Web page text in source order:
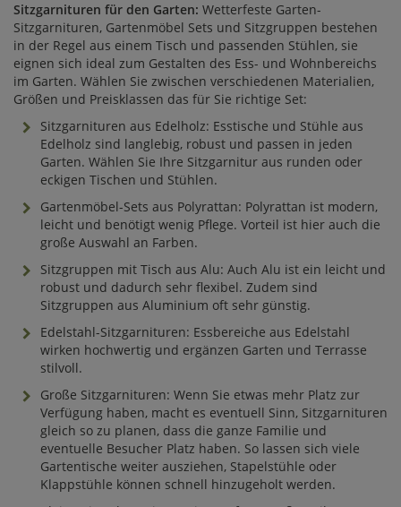
Sitzgarnituren für den Garten: Wetterfeste Garten-
Sitzgarnituren, Gartenmöbel Sets und Sitzgruppen bestehen
in der Regel aus einem Tisch und passenden Stühlen, sie
eignen sich ideal zum Gestalten des Ess- und Wohnbereichs
im Garten. Wählen Sie zwischen verschiedenen Materialien,
Größen und Preisklassen das für Sie richtige Set:
Sitzgarnituren aus Edelholz: Esstische und Stühle aus
Edelholz sind langlebig, robust und passen in jeden
Garten. Wählen Sie Ihre Sitzgarnitur aus runden oder
eckigen Tischen und Stühlen.
Gartenmöbel-Sets aus Polyrattan: Polyrattan ist modern,
leicht und benötigt wenig Pflege. Vorteil ist hier auch die
große Auswahl an Farben.
Sitzgruppen mit Tisch aus Alu: Auch Alu ist ein leicht und
robust und dadurch sehr flexibel. Zudem sind
Sitzgruppen aus Aluminium oft sehr günstig.
Edelstahl-Sitzgarnituren: Essbereiche aus Edelstahl
wirken hochwertig und ergänzen Garten und Terrasse
stilvoll.
Große Sitzgarnituren: Wenn Sie etwas mehr Platz zur
Verfügung haben, macht es eventuell Sinn, Sitzgarnituren
gleich so zu planen, dass die ganze Familie und
eventuelle Besucher Platz haben. So lassen sich viele
Gartentische weiter ausziehen, Stapelstühle oder
Klappstühle können schnell hinzugeholt werden.